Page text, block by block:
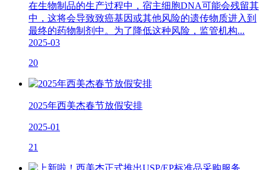
在生物制品的生产过程中，宿主细胞DNA可能会残留其
中，这将会导致致癌基因或其他风险的遗传物质进入到
最终的药物制剂中。为了降低这种风险，监管机构...
2025-03
20
2025年西美杰春节放假安排
2025-01
21